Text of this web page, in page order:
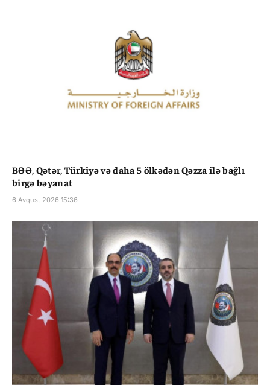
BƏƏ, Qətər, Türkiyə və daha 5 ölkədən Qəzza ilə bağlı
birgə bəyanat
6 Avqust 2026 15:36